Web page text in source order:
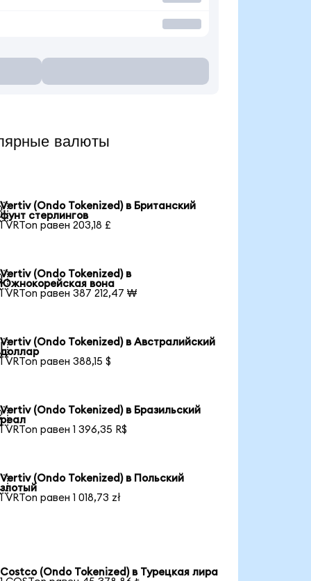
валюты
Vertiv (Ondo Tokenized) в Британский
фунт стерлингов
1 VRTon равен 203,18 £
Vertiv (Ondo Tokenized) в
Южнокорейская вона
1 VRTon равен 387 212,47 ₩
Vertiv (Ondo Tokenized) в Австралийский
доллар
1 VRTon равен 388,15 $
Vertiv (Ondo Tokenized) в Бразильский
реал
1 VRTon равен 1 396,35 R$
Vertiv (Ondo Tokenized) в Польский
злотый
1 VRTon равен 1 018,73 zł
Costco (Ondo Tokenized) в Турецкая лира